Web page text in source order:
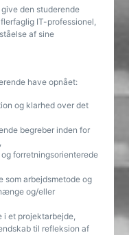
den studerende
IT-professionel,
af sine
have opnået:
og klarhed over det
begreber inden for
forretningsorienterede
som arbejdsmetode og
og/eller
i et projektarbejde,
til refleksion af